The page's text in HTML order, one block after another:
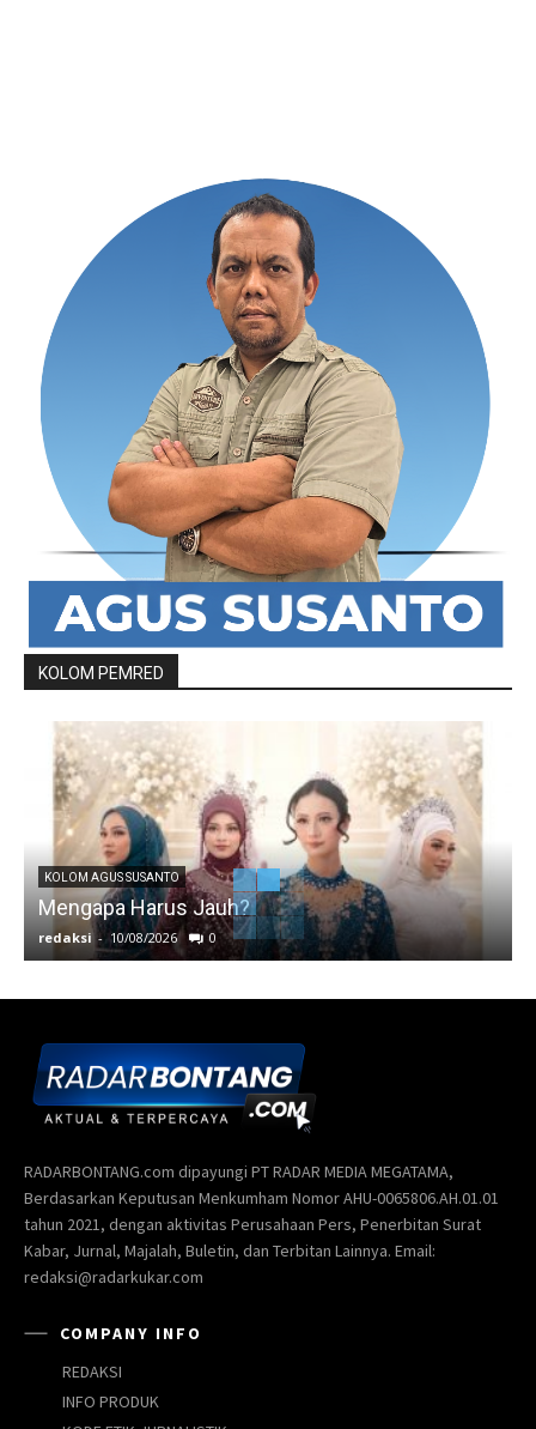
KOLOM PEMRED
KOLOM AGUS SUSANTO
Mengapa Harus Jauh?
redaksi - 10/08/2026 0
RADARBONTANG.com dipayungi PT RADAR MEDIA MEGATAMA,
Berdasarkan Keputusan Menkumham Nomor AHU-0065806.AH.01.01
tahun 2021, dengan aktivitas Perusahaan Pers, Penerbitan Surat
Kabar, Jurnal, Majalah, Buletin, dan Terbitan Lainnya. Email:
redaksi@radarkukar.com
COMPANY INFO
REDAKSI
INFO PRODUK